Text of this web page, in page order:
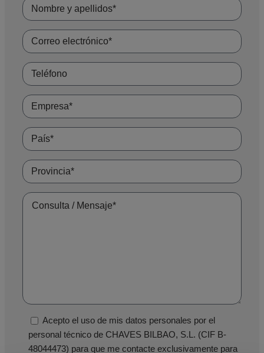
Acepto el uso de mis datos personales por el
personal técnico de CHAVES BILBAO, S.L. (CIF B-
48044473) para que me contacte exclusivamente para